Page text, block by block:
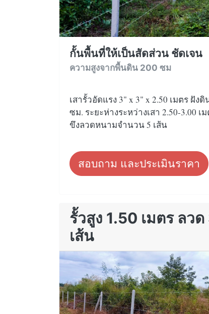
กั้นพื้นที่ให้เป็นสัดส่วน ชัดเจน
ความสูงจากพื้นดิน 200 ซม
เสารั้วอัดแรง 3" x 3" x 2.50 เมตร ฝังดิ
ซม. ระยะห่างระหว่างเสา 2.50-3.00 เ
ขึงลวดหนามจำนวน 5 เส้น
สอบถาม และประเมินราคา
รั้วสูง 1.50 เมตร ลวด
เส้น